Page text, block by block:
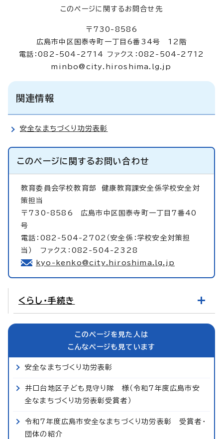
このページに関するお問合せ先
〒730-8586
広島市中区国泰寺町一丁目6番34号 12階
電話：082-504-2714 ファクス：082-504-2712
minbo@city.hiroshima.lg.jp
関連情報
安全なまちづくり功労表彰
このページに関するお問い合わせ
教育委員会学校教育部健康教育課安全係学校安全対
策担当
〒730‐8586 広島市中区国泰寺町一丁目7番40
号
電話：082-504-2702（安全係：学校安全対策担
当） ファクス：082-504-2328
kyo-kenko@city.hiroshima.lg.jp
くらし・手続き
このページを見た人は
こんなページも見ています
安全なまちづくり功労表彰
井口台地区子ども見守り隊 様（令和7年度広島市安
全なまちづくり功労表彰受賞者）
令和7年度広島市安全なまちづくり功労表彰 受賞者・
団体の紹介